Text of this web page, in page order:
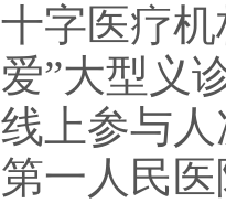
十字医疗
爱”大型义
线上参与
第一人民